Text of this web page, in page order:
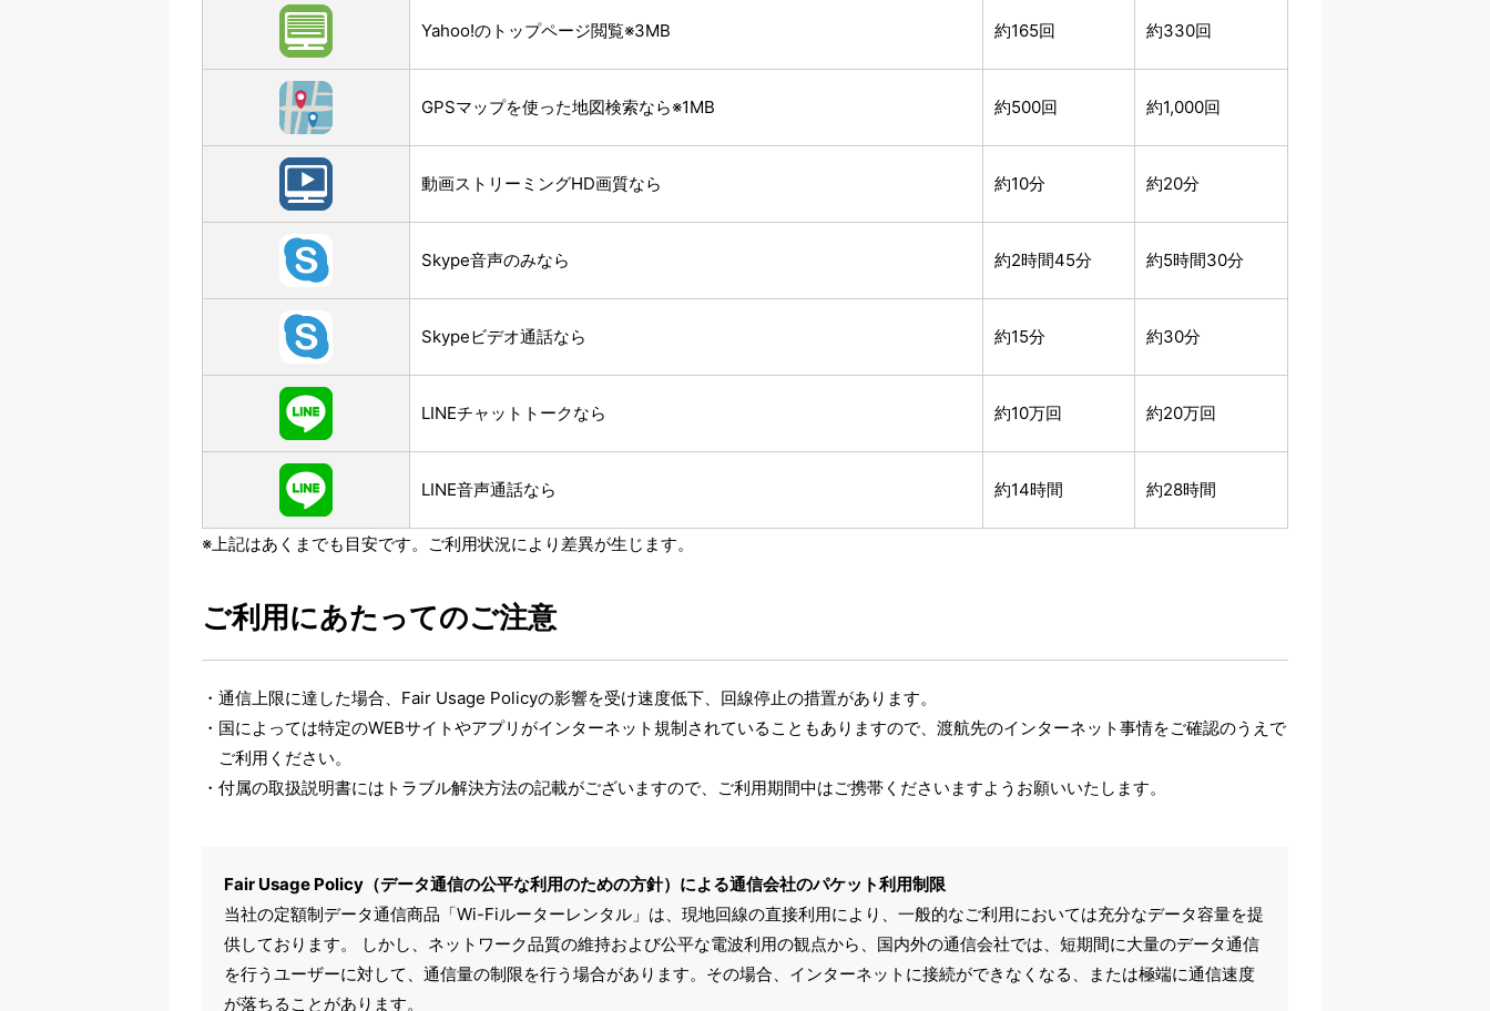
Yahoo!のトップページ閲覧※3MB 約165回 約330回
GPSマップを使った地図検索なら※1MB 約500回 約1,000回
動画ストリーミングHD画質なら 約10分 約20分
Skype音声のみなら 約2時間45分 約5時間30分
Skypeビデオ通話なら 約15分 約30分
LINEチャットトークなら 約10万回 約20万回
LINE音声通話なら 約14時間 約28時間
※上記はあくまでも目安です。ご利用状況により差異が生じます。
ご利用にあたってのご注意
通信上限に達した場合、Fair Usage Policyの影響を受け速度低下、回線停止の措置があります。
国によっては特定のWEBサイトやアプリがインターネット規制されていることもありますので、渡航先のインターネット事情をご確認のうえで
ご利用ください。
付属の取扱説明書にはトラブル解決方法の記載がございますので、ご利用期間中はご携帯くださいますようお願いいたします。
Fair Usage Policy（データ通信の公平な利用のための方針）による通信会社のパケット利用制限
当社の定額制データ通信商品「Wi-Fiルーターレンタル」は、現地回線の直接利用により、一般的なご利用においては充分なデータ容量を提
供しております。 しかし、ネットワーク品質の維持および公平な電波利用の観点から、国内外の通信会社では、短期間に大量のデータ通信
を行うユーザーに対して、通信量の制限を行う場合があります。その場合、インターネットに接続ができなくなる、または極端に通信速度
が落ちることがあります。